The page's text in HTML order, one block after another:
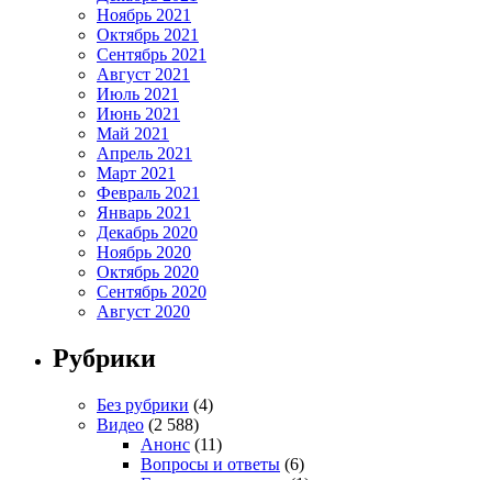
Ноябрь 2021
Октябрь 2021
Сентябрь 2021
Август 2021
Июль 2021
Июнь 2021
Май 2021
Апрель 2021
Март 2021
Февраль 2021
Январь 2021
Декабрь 2020
Ноябрь 2020
Октябрь 2020
Сентябрь 2020
Август 2020
Рубрики
Без рубрики (4)
Видео (2 588)
Анонс (11)
Вопросы и ответы (6)